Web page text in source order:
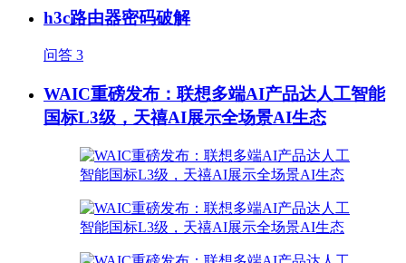
h3c路由器密码破解
问答 3
WAIC重磅发布：联想多端AI产品达人工智能
国标L3级，天禧AI展示全场景AI生态